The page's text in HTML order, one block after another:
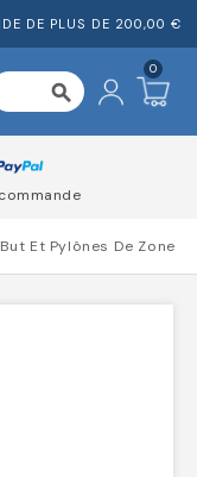
DE PLUS DE 200,00 €
search
0
Et Pylônes De Zone